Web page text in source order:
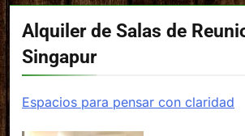
Alquiler de Salas de
Singapur
Espacios para pensar con claridad